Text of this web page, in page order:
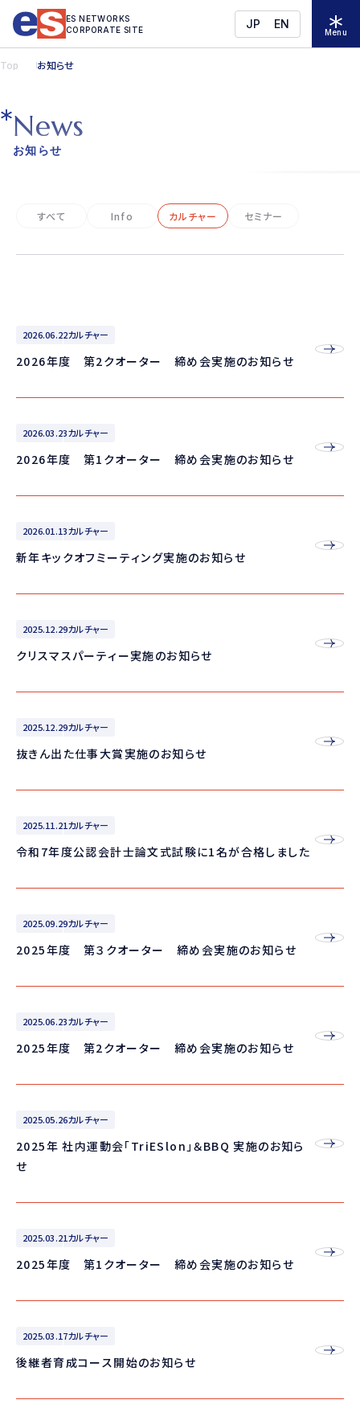
ES NETWORKS
CORPORATE SITE
JP EN
Menu
Top お知らせ
News
お知らせ
すべて Info カルチャー セミナー
2026.06.22カルチャー
2026年度 第2クオーター 締め会実施のお知らせ
2026.03.23カルチャー
2026年度 第1クオーター 締め会実施のお知らせ
2026.01.13カルチャー
新年キックオフミーティング実施のお知らせ
2025.12.29カルチャー
クリスマスパーティー実施のお知らせ
2025.12.29カルチャー
抜きん出た仕事大賞実施のお知らせ
2025.11.21カルチャー
令和7年度公認会計士論文式試験に1名が合格しました
2025.09.29カルチャー
2025年度 第３クオーター 締め会実施のお知らせ
2025.06.23カルチャー
2025年度 第2クオーター 締め会実施のお知らせ
2025.05.26カルチャー
2025年 社内運動会「TriESlon」＆BBQ 実施のお知ら
せ
2025.03.21カルチャー
2025年度 第1クオーター 締め会実施のお知らせ
2025.03.17カルチャー
後継者育成コース開始のお知らせ